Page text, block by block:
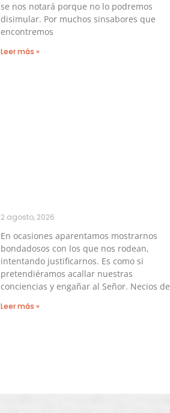
se nos notará porque no lo podremos
disimular. Por muchos sinsabores que
encontremos
Leer más »
2 agosto, 2026
En ocasiones aparentamos mostrarnos
bondadosos con los que nos rodean,
intentando justificarnos. Es como si
pretendiéramos acallar nuestras
conciencias y engañar al Señor. Necios de
Leer más »